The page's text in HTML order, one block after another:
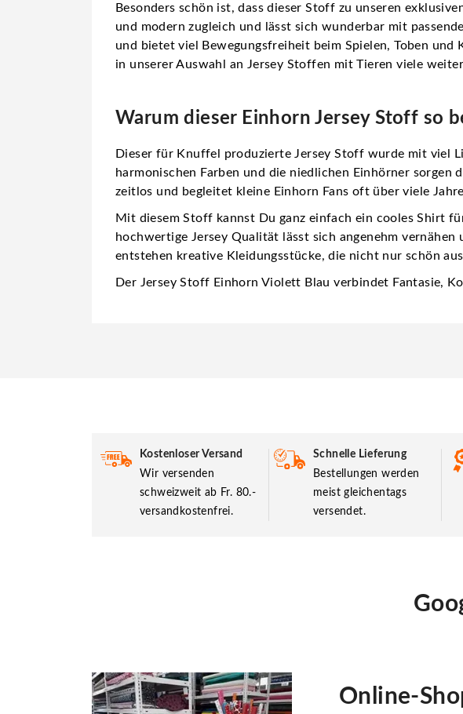
Besonders schön ist, dass dieser Stoff zu unseren
und modern zugleich und lässt sich wunderbar mit
und bietet viel Bewegungsfreiheit beim Spielen, Toben
in unserer Auswahl an Jersey Stoffen mit Tieren viele
Warum dieser Einhorn Jersey Stoff so
Dieser für Knuffel produzierte Jersey Stoff wurde mit viel
harmonischen Farben und die niedlichen Einhörner
zeitlos und begleitet kleine Einhorn Fans oft über viele
Mit diesem Stoff kannst Du ganz einfach ein cooles Shirt
hochwertige Jersey Qualität lässt sich angenehm
entstehen kreative Kleidungsstücke, die nicht nur schön
Der Jersey Stoff Einhorn Violett Blau verbindet Fantasie,
Kostenloser Versand
Wir versenden
schweizweit ab Fr. 80.-
versandkostenfrei.
Schnelle Lieferung
Bestellungen werden
meist gleichentags
versendet.
Online-